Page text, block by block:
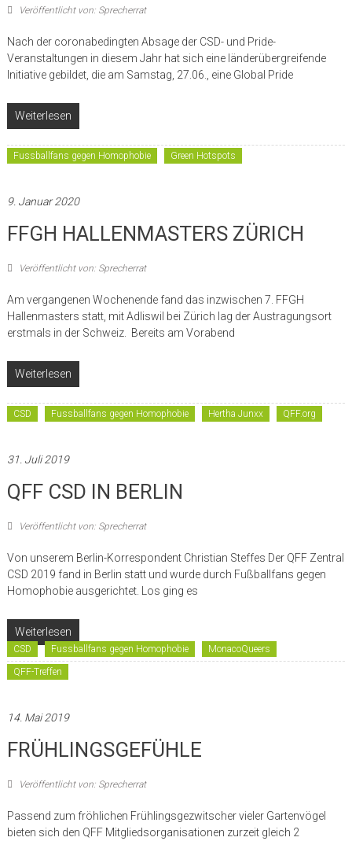
Veröffentlicht von: Sprecherrat
Nach der coronabedingten Absage der CSD- und Pride-
Veranstaltungen in diesem Jahr hat sich eine länderübergreifende
Initiative gebildet, die am Samstag, 27.06., eine Global Pride
Weiterlesen
Fussballfans gegen Homophobie Green Hotspots
9. Januar 2020
FFGH HALLENMASTERS ZÜRICH
Veröffentlicht von: Sprecherrat
Am vergangenen Wochenende fand das inzwischen 7. FFGH
Hallenmasters statt, mit Adliswil bei Zürich lag der Austragungsort
erstmals in der Schweiz. Bereits am Vorabend
Weiterlesen
CSD Fussballfans gegen Homophobie Hertha Junxx QFF.org
31. Juli 2019
QFF CSD IN BERLIN
Veröffentlicht von: Sprecherrat
Von unserem Berlin-Korrespondent Christian Steffes Der QFF Zentral
CSD 2019 fand in Berlin statt und wurde durch Fußballfans gegen
Homophobie ausgerichtet. Los ging es
Weiterlesen
CSD Fussballfans gegen Homophobie MonacoQueers
QFF-Treffen
14. Mai 2019
FRÜHLINGSGEFÜHLE
Veröffentlicht von: Sprecherrat
Passend zum fröhlichen Frühlingsgezwitscher vieler Gartenvögel
bieten sich den QFF Mitgliedsorganisationen zurzeit gleich 2